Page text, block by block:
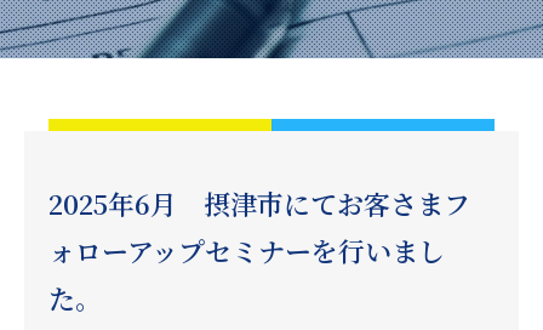
2025年6月 摂津市にてお客さまフ
ォローアップセミナーを行いまし
た。